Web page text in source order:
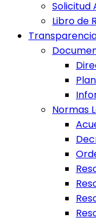
Solicitud
Libro de
Normas